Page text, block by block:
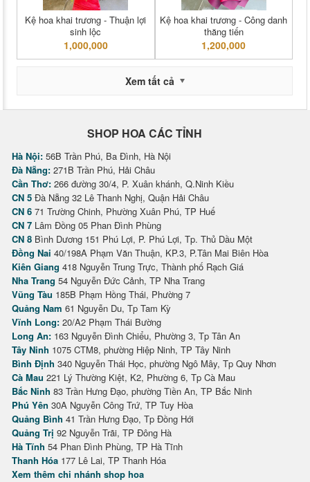
Kệ hoa khai trương - Thuận lợi
sinh lộc
1,000,000
Kệ hoa khai trương - Công danh
thăng tiến
1,200,000
Xem tất cả
SHOP HOA CÁC TỈNH
Hà Nội: 56B Trần Phú, Ba Đình, Hà Nội
Đà Nẵng: 271B Trần Phú, Hải Châu
Cần Thơ: 266 đường 30/4, P. Xuân khánh, Q.Ninh Kiều
CN 5 Đà Nẵng 32 Lê Thanh Nghị, Quận Hải Châu
CN 6 71 Trường Chinh, Phường Xuân Phú, TP Huế
CN 7 Lâm Đồng 05 Phan Đình Phùng
CN 8 Bình Dương 151 Phú Lợi, P. Phú Lợi, Tp. Thủ Dầu Một
Đồng Nai 40/198A Phạm Văn Thuận, KP.3, P.Tân Mai Biên Hòa
Kiên Giang 418 Nguyễn Trung Trực, Thành phố Rạch Giá
Nha Trang 54 Nguyễn Đức Cảnh, TP Nha Trang
Vũng Tàu 185B Phạm Hồng Thái, Phường 7
Quảng Nam 61 Nguyễn Du, Tp Tam Kỳ
Vĩnh Long: 20/A2 Phạm Thái Bường
Long An: 163 Nguyễn Đình Chiểu, Phường 3, Tp Tân An
Tây Ninh 1075 CTM8, phường Hiệp Ninh, TP Tây Ninh
Bình Định 340 Nguyễn Thái Học, phường Ngô Mây, Tp Quy Nhơn
Cà Mau 221 Lý Thường Kiệt, K2, Phường 6, Tp Cà Mau
Bắc Ninh 83 Trần Hưng Đạo, phường Tiền An, TP Bắc Ninh
Phú Yên 30A Nguyễn Công Trứ, TP Tuy Hòa
Quảng Bình 41 Trần Hưng Đạo, Tp Đồng Hới
Quảng Trị 92 Nguyễn Trãi, TP Đông Hà
Hà Tĩnh 54 Phan Đình Phùng, TP Hà Tĩnh
Thanh Hóa 177 Lê Lai, TP Thanh Hóa
Xem thêm chi nhánh shop hoa